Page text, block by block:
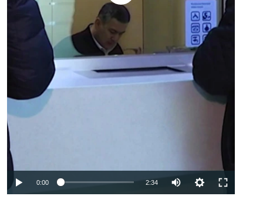
0:00 2:34